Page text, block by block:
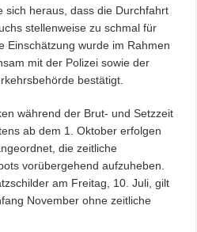
sich heraus, dass die Durchfahrt
stellenweise zu schmal für
Einschätzung wurde im Rahmen
mit der Polizei sowie der
bestätigt.
während der Brut- und Setzzeit
ab dem 1. Oktober erfolgen
die zeitliche
vorübergehend aufzuheben.
am Freitag, 10. Juli, gilt
November ohne zeitliche